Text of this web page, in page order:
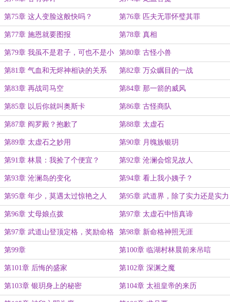
第75章 这人变脸这般快吗？ 第76章 匹夫无罪怀璧其罪
第77章 施恩就要图报 第78章 真相
第79章 我虽不是君子，可也不是小
人
第80章 古怪小兽
第81章 气血和无烬神相诀的关系 第82章 万众瞩目的一战
第83章 再战司马空 第84章 那一箭的威风
第85章 以后你就叫奥斯卡 第86章 古怪商队
第87章 阎罗殿？抱歉了 第88章 太虚石
第89章 太虚石之妙用 第90章 月魄族银玥
第91章 林晨：我捡了个便宜？ 第92章 沧澜会馆见故人
第93章 沧澜岛的变化 第94章 看上我小姨子？
第95章 年少，莫遇太过惊艳之人 第95章 武道界，除了实力还是实力
第96章 丈母娘点拨 第97章 太虚石中悟真谛
第97章 武道山登顶定格，奖励命格
（求月票）
第98章 新命格神照无涯
第99章 第100章 临湖村林晨前来吊唁
第101章 后悔的盛家 第102章 深渊之魔
第103章 银玥身上的秘密 第104章 太祖皇帝的来历